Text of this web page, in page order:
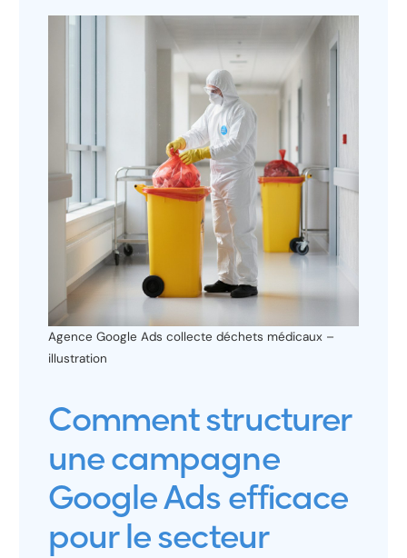
Agence Google Ads collecte déchets médicaux –
illustration
Comment structurer
une campagne
Google Ads efficace
pour le secteur